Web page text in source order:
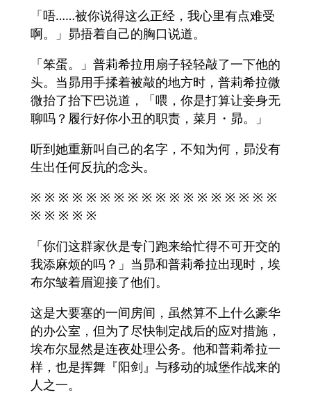
「唔……被你说得这么正经，我心里有点难受
啊。」昴捂着自己的胸口说道。
「笨蛋。」普莉希拉用扇子轻轻敲了一下他的
头。当昴用手揉着被敲的地方时，普莉希拉微
微抬了抬下巴说道，「喂，你是打算让妾身无
聊吗？履行好你小丑的职责，菜月・昴。」
听到她重新叫自己的名字，不知为何，昴没有
生出任何反抗的念头。
※ ※ ※ ※ ※ ※ ※ ※ ※ ※ ※ ※ ※ ※ ※ ※ ※ ※
※ ※ ※ ※ ※
「你们这群家伙是专门跑来给忙得不可开交的
我添麻烦的吗？」当昴和普莉希拉出现时，埃
布尔皱着眉迎接了他们。
这是大要塞的一间房间，虽然算不上什么豪华
的办公室，但为了尽快制定战后的应对措施，
埃布尔显然是连夜处理公务。他和普莉希拉一
样，也是挥舞『阳剑』与移动的城堡作战来的
人之一。